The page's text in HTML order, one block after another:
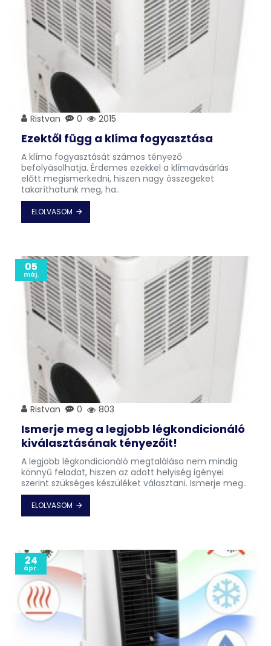
Ristvan 0 2015
Ezektől függ a klíma fogyasztása
A klíma fogyasztását számos tényező
befolyásolhatja. Érdemes ezekkel a klímavásárlás
előtt megismerkedni, hiszen nagy összegeket
takaríthatunk meg, ha..
ELOLVASOM
05
máj.
Ristvan 0 803
Ismerje meg a legjobb légkondicionáló
kiválasztásának tényezőit!
A legjobb légkondicionáló megtalálása nem mindig
könnyű feladat, hiszen az adott helyiség igényei
szerint szükséges készüléket választani. Ismerje meg..
ELOLVASOM
24
ápr.